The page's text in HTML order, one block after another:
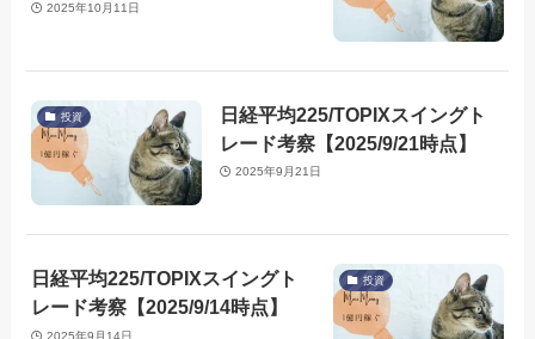
2025年10月11日
投資
日経平均225/TOPIXスイングト
レード考察【2025/9/21時点】
2025年9月21日
投資
日経平均225/TOPIXスイングト
レード考察【2025/9/14時点】
2025年9月14日